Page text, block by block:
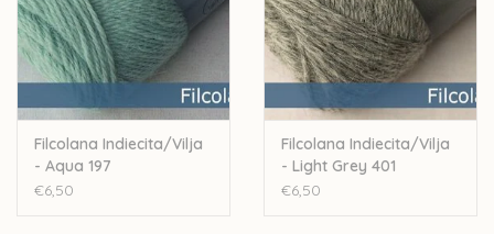
Filcolana Indiecita/Vilja
- Aqua 197
€6,50
Filcolana Indiecita/Vilja
- Light Grey 401
€6,50